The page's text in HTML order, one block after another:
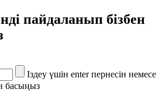
пайдаланып бізбен
Іздеу үшін enter пернесін немесе
басыңыз